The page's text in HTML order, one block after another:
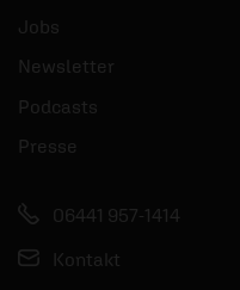
Jobs
Newsletter
Podcasts
Presse
06441 957-1414
Kontakt